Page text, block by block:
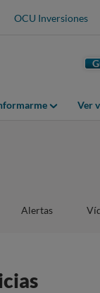
OCU Inversiones
Ver
Alertas